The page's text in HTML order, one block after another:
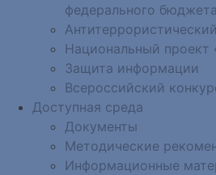
федерального
Национальный проект
Защита информации
Всероссийский
Доступная среда
Документы
Методические
Информационные